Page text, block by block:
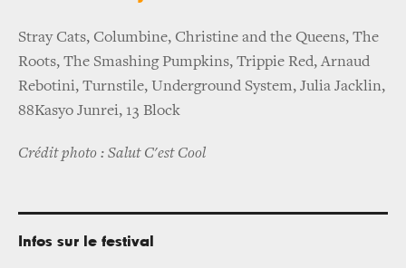
Stray Cats, Columbine, Christine and the Queens, The
Roots, The Smashing Pumpkins, Trippie Red, Arnaud
Rebotini, Turnstile, Underground System, Julia Jacklin,
88Kasyo Junrei, 13 Block
Crédit photo : Salut C'est Cool
Infos sur le festival